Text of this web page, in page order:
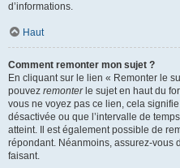
d’informations.
Haut
Comment remonter mon sujet ?
En cliquant sur le lien « Remonter le
pouvez remonterle sujet en haut du
vous ne voyez pas ce lien, cela
désactivée ou que l’intervalle de
atteint. Il est également possible de
répondant. Néanmoins, assurez-vous
faisant.